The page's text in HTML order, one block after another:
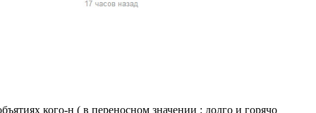
женщин и
страны),кого-н ( в переносном значении : долго и горячо